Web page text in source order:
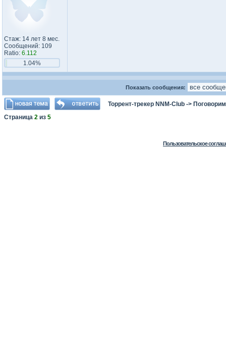
Стаж: 14 лет 8 мес.
Сообщений: 109
Ratio: 6.112
1.04%
Показать сообщения:
Торрент-трекер NNM-Club -> Поговорим
Страница 2 из 5
Пользовательское